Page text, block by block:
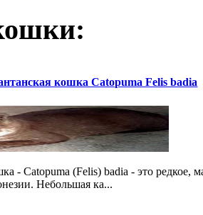
кошка Catopuma Felis badia
- Catopuma (Felis) badia - это редкое,
Небольшая ка...